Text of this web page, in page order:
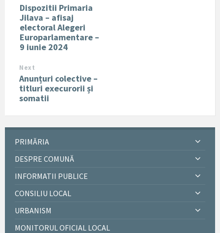
Dispozitii Primaria
Jilava – afisaj
electoral Alegeri
Europarlamentare –
9 iunie 2024
Next
Anunțuri colective –
titluri execurorii și
somatii
PRIMĂRIA
DESPRE COMUNĂ
INFORMATII PUBLICE
CONSILIU LOCAL
URBANISM
MONITORUL OFICIAL LOCAL